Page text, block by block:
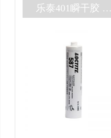
乐泰401瞬干胶 无
干胶 百乐粘胶现货
秒发